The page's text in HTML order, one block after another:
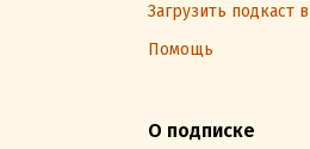
Загрузить подкаст
Помощь
О подписке